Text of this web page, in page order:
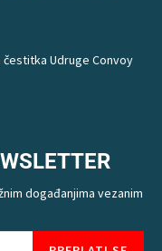
čestitka Udruge Convoy
događanjima vezanim